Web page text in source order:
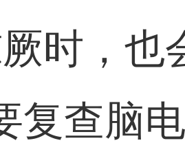
时，也
复查脑